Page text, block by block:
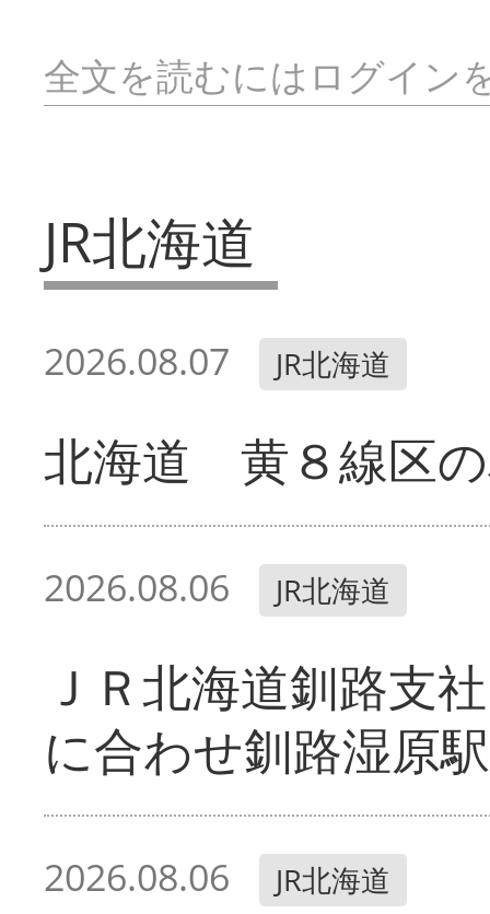
全文を読むにはログイン
JR北海道
2026.08.07 JR北海道
北海道 黄８線区
2026.08.06 JR北海道
ＪＲ北海道釧路支
に合わせ釧路湿原
2026.08.06 JR北海道